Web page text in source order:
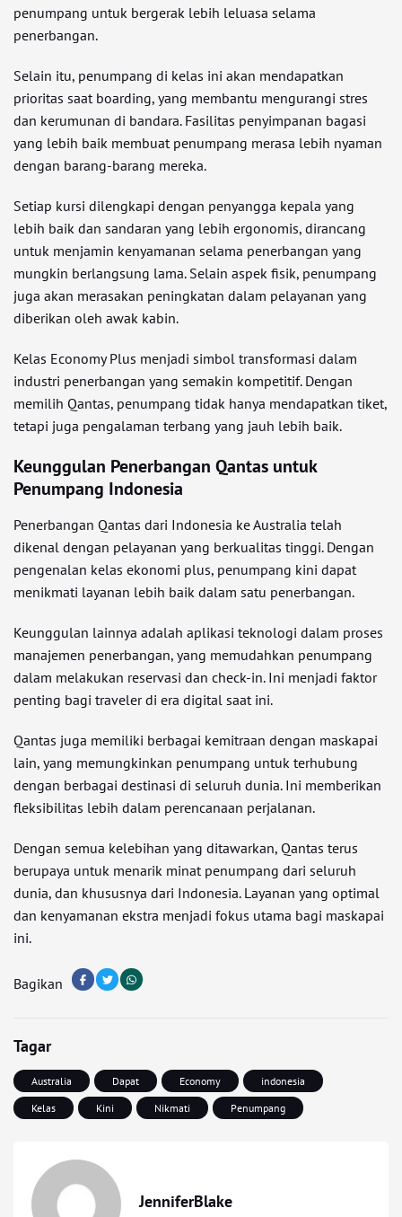
penumpang untuk bergerak lebih leluasa selama
penerbangan.
Selain itu, penumpang di kelas ini akan mendapatkan
prioritas saat boarding, yang membantu mengurangi stres
dan kerumunan di bandara. Fasilitas penyimpanan bagasi
yang lebih baik membuat penumpang merasa lebih nyaman
dengan barang-barang mereka.
Setiap kursi dilengkapi dengan penyangga kepala yang
lebih baik dan sandaran yang lebih ergonomis, dirancang
untuk menjamin kenyamanan selama penerbangan yang
mungkin berlangsung lama. Selain aspek fisik, penumpang
juga akan merasakan peningkatan dalam pelayanan yang
diberikan oleh awak kabin.
Kelas Economy Plus menjadi simbol transformasi dalam
industri penerbangan yang semakin kompetitif. Dengan
memilih Qantas, penumpang tidak hanya mendapatkan tiket,
tetapi juga pengalaman terbang yang jauh lebih baik.
Keunggulan Penerbangan Qantas untuk
Penumpang Indonesia
Penerbangan Qantas dari Indonesia ke Australia telah
dikenal dengan pelayanan yang berkualitas tinggi. Dengan
pengenalan kelas ekonomi plus, penumpang kini dapat
menikmati layanan lebih baik dalam satu penerbangan.
Keunggulan lainnya adalah aplikasi teknologi dalam proses
manajemen penerbangan, yang memudahkan penumpang
dalam melakukan reservasi dan check-in. Ini menjadi faktor
penting bagi traveler di era digital saat ini.
Qantas juga memiliki berbagai kemitraan dengan maskapai
lain, yang memungkinkan penumpang untuk terhubung
dengan berbagai destinasi di seluruh dunia. Ini memberikan
fleksibilitas lebih dalam perencanaan perjalanan.
Dengan semua kelebihan yang ditawarkan, Qantas terus
berupaya untuk menarik minat penumpang dari seluruh
dunia, dan khususnya dari Indonesia. Layanan yang optimal
dan kenyamanan ekstra menjadi fokus utama bagi maskapai
ini.
Bagikan
Tagar
Australia Dapat Economy
indonesia
Kelas
Kini Nikmati Penumpang
JenniferBlake